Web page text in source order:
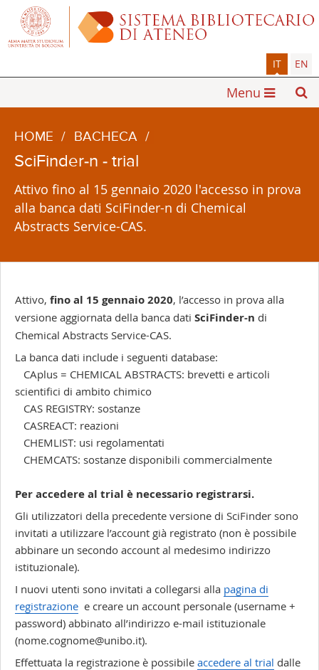
IT EN
Menu
HOME / BACHECA /
SciFinder-n - trial
Attivo fino al 15 gennaio 2020 l'accesso in prova
alla banca dati SciFinder-n di Chemical
Abstracts Service-CAS.
Attivo, fino al 15 gennaio 2020, l’accesso in prova alla
versione aggiornata della banca dati SciFinder-n di
Chemical Abstracts Service-CAS.
La banca dati include i seguenti database:
CAplus = CHEMICAL ABSTRACTS: brevetti e articoli
scientifici di ambito chimico
CAS REGISTRY: sostanze
CASREACT: reazioni
CHEMLIST: usi regolamentati
CHEMCATS: sostanze disponibili commercialmente
Per accedere al trial è necessario registrarsi.
Gli utilizzatori della precedente versione di SciFinder sono
invitati a utilizzare l’account già registrato (non è possibile
abbinare un secondo account al medesimo indirizzo
istituzionale).
I nuovi utenti sono invitati a collegarsi alla pagina di
registrazionee creare un account personale (username +
password) abbinato all’indirizzo e-mail istituzionale
(nome.cognome@unibo.it).
Effettuata la registrazione è possibile accedere al trial dalle